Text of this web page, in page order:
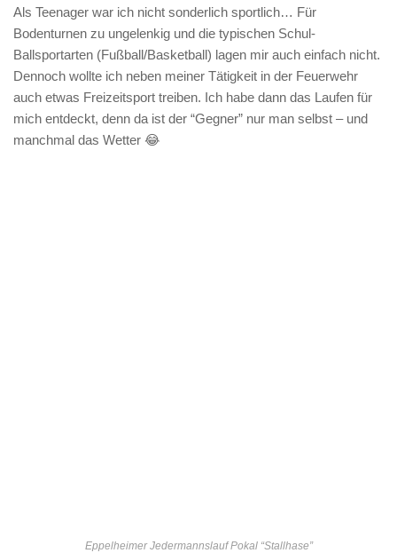
Als Teenager war ich nicht sonderlich sportlich… Für
Bodenturnen zu ungelenkig und die typischen Schul-
Ballsportarten (Fußball/Basketball) lagen mir auch einfach nicht.
Dennoch wollte ich neben meiner Tätigkeit in der Feuerwehr
auch etwas Freizeitsport treiben. Ich habe dann das Laufen für
mich entdeckt, denn da ist der “Gegner” nur man selbst – und
manchmal das Wetter 😂
Eppelheimer Jedermannslauf Pokal “Stallhase”